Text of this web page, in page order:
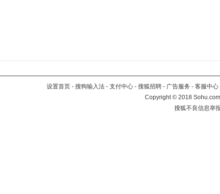
设置首页 - 搜狗输入法 - 支付中心 - 搜狐招聘 - 广告服务 - 客服中心
Copyright©2018
搜狐不良信息举